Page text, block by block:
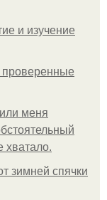
и изучение
меня
хватало.
зимней спячки